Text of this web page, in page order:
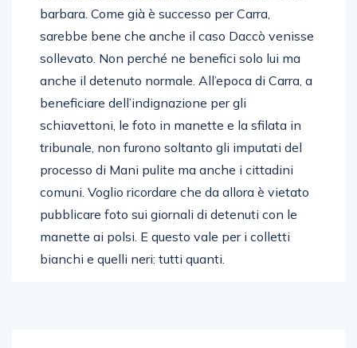
barbara. Come già è successo per Carra,
sarebbe bene che anche il caso Daccò venisse
sollevato. Non perché ne benefici solo lui ma
anche il detenuto normale. All’epoca di Carra, a
beneficiare dell’indignazione per gli
schiavettoni, le foto in manette e la sfilata in
tribunale, non furono soltanto gli imputati del
processo di Mani pulite ma anche i cittadini
comuni. Voglio ricordare che da allora è vietato
pubblicare foto sui giornali di detenuti con le
manette ai polsi. E questo vale per i colletti
bianchi e quelli neri: tutti quanti.